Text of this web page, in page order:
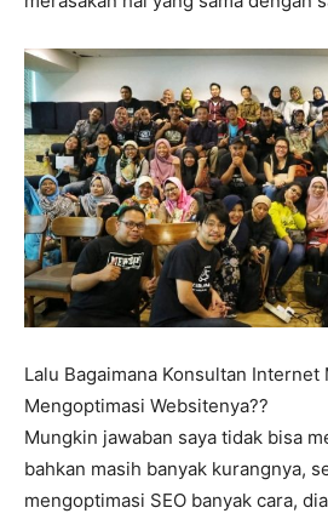
Lalu Bagaimana Konsultan Internet
Mengoptimasi Websitenya??
Mungkin jawaban saya tidak bisa
bahkan masih banyak kurangnya,
mengoptimasi SEO banyak cara,